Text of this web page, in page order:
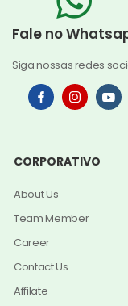
Fale no
Siga nossas redes
CORPORATIVO
About Us
Team Member
Career
Contact Us
Affilate